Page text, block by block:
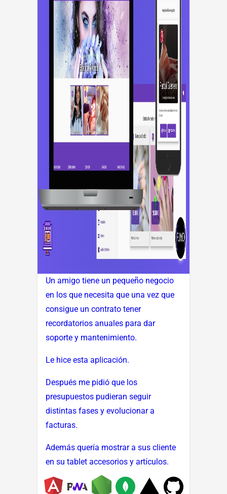
Un amigo tiene un pequeño negocio
en los que necesita que una vez que
consigue un contrato tener
recordatorios anuales para dar
soporte y mantenimiento.
Le hice esta aplicación.
Después me pidió que los
presupuestos pudieran seguir
distintas fases y evolucionar a
facturas.
Además quería mostrar a sus cliente
en su tablet accesorios y artículos.